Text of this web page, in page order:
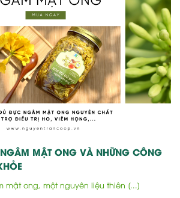
MẬT ONG VÀ NHỮNG CÔNG
mật ong, một nguyên liệu thiên [...]